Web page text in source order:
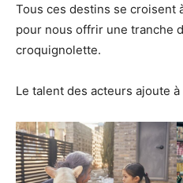
Tous ces destins se croisent
pour nous offrir une tranche
croquignolette.
Le talent des acteurs ajoute